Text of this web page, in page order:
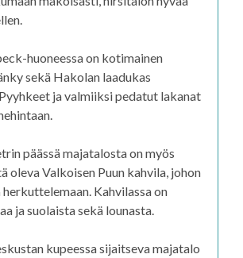
huoneessa on kotimainen
sekä Hakolan laadukas
ja valmiiksi pedatut lakanat
päässä majatalosta on myös
oleva Valkoisen Puun kahvila, johon
Kahvilassa on
ja suolaista sekä lounasta.
kupeessa sijaitseva majatalo